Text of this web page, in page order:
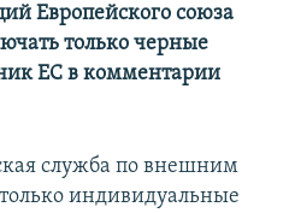
Европейского союза
только черные
ЕС в комментарии
служба по внешним
индивидуальные